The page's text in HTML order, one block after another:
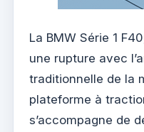
La BMW Série 1
une rupture avec
traditionnelle de la
plateforme à
s’accompagne de